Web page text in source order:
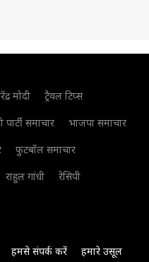
मोदी
ट्रैवल टिप्स
समाचार
भाजपा समाचार
फुटबॉल समाचार
राहुल गांधी
रेसिपी
हमसे संपर्क करें हमारे उसूल